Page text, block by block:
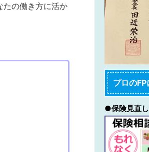
たの働き方に活か
プロのFP
●保険見直